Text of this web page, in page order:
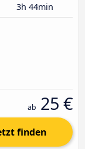
3h 44min
ab 25 €
finden